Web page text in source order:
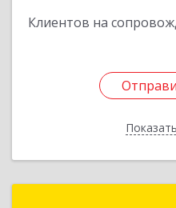
Клиентов на